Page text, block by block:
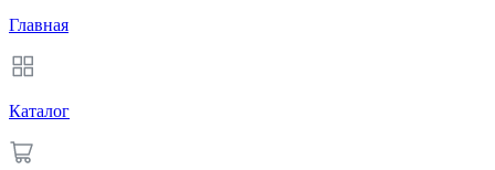
Главная
Каталог